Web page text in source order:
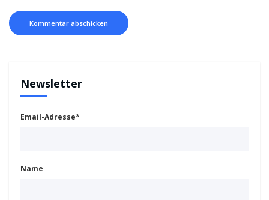
Newsletter
Email-Adresse*
Name